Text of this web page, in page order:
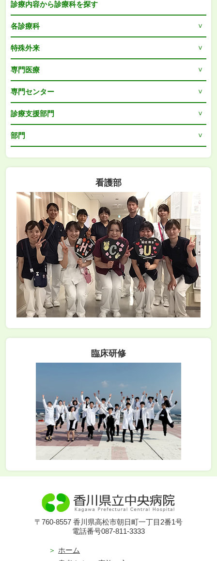
診療内容から診療科を探す
各診療科
特殊外来
専門医療
専門センター
診療支援部門
部門
看護部
臨床研修
〒760-8557 香川県高松市朝日町一丁目2番1号
電話番号087-811-3333
ホーム